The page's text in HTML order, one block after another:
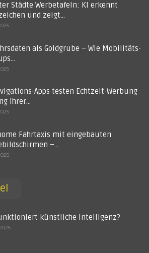
Städte Werbetafeln: KI erkennt
und zeigt…
als Goldgrube – Wie Mobilitäts-
Apps testen Echtzeit-Werbung
Ihrer…
Fahrtaxis mit eingebauten
–…
künstliche Intelligenz?